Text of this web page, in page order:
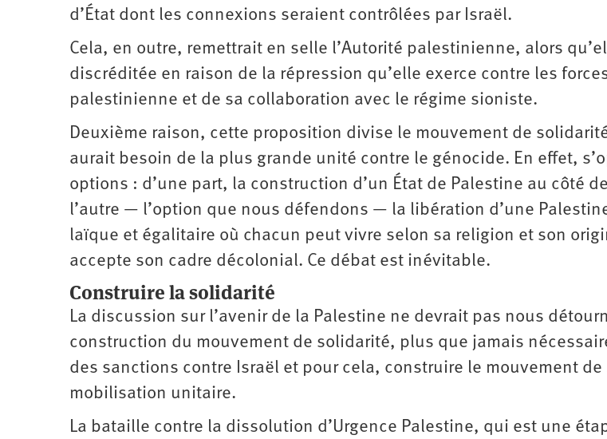
d’État dont les connexions seraient contrôlées par Israël.
Cela, en outre, remettrait en selle l’Autorité palestinienne, alors
discréditée en raison de la répression qu’elle exerce contre les
palestinienne et de sa collaboration avec le régime sioniste.
Deuxième raison, cette proposition divise le mouvement de
aurait besoin de la plus grande unité contre le génocide. En effet,
options : d’une part, la construction d’un État de Palestine au côté
l’autre — l’option que nous défendons — la libération d’une
laïque et égalitaire où chacun peut vivre selon sa religion et son
accepte son cadre décolonial. Ce débat est inévitable.
Construire la solidarité
La discussion sur l’avenir de la Palestine ne devrait pas nous
construction du mouvement de solidarité, plus que jamais
des sanctions contre Israël et pour cela, construire le mouvement
mobilisation unitaire.
La bataille contre la dissolution d’Urgence Palestine, qui est une